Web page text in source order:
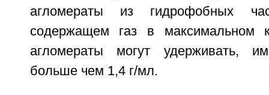
агломераты из гидрофобных
содержащем газ в максимальном
агломераты могут удерживать,
больше чем 1,4 г/мл.